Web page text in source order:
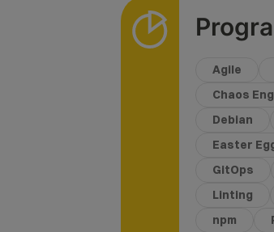
Agile
Chaos
Debian
Easter
GitOps
Linting
npm